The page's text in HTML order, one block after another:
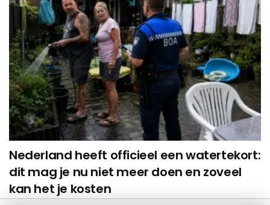
Nederland heeft officieel een watertekort:
dit mag je nu niet meer doen en zoveel
kan het je kosten